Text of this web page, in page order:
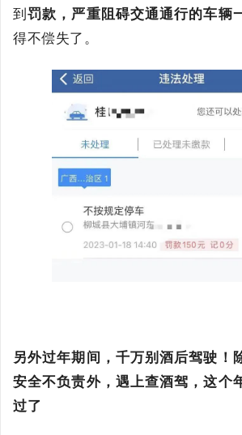
到罚款 ，严重阻碍交通通行的车辆
得不偿失了。
另外过年期间，千万别酒后驾驶！
安全不负责外，遇上查酒驾，这个
过了